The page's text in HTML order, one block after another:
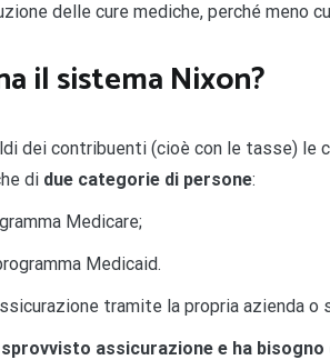
delle cure mediche, perché meno
il sistema Nixon?
dei contribuenti (cioè con le tasse) le
di due categorie di persone:
Medicare;
Medicaid.
tramite la propria azienda o
assicurazione e ha bisogno